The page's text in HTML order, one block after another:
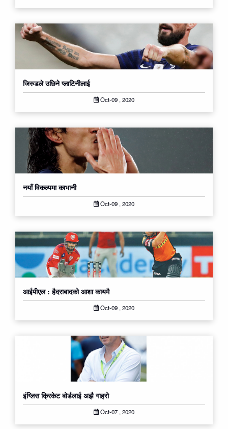
जिरुडले उछिने प्लाटिनीलाई
Oct-09 , 2020
नयाँ विकल्पमा काभानी
Oct-09 , 2020
आईपीएल : हैदराबादको आशा कायमै
Oct-09 , 2020
इंग्लिस क्रिकेट बोर्डलाई अझै गाह्रो
Oct-07 , 2020